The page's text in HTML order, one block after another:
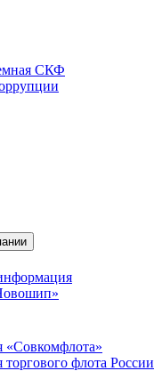
СКФ
«Совкомфлота»
торгового флота России